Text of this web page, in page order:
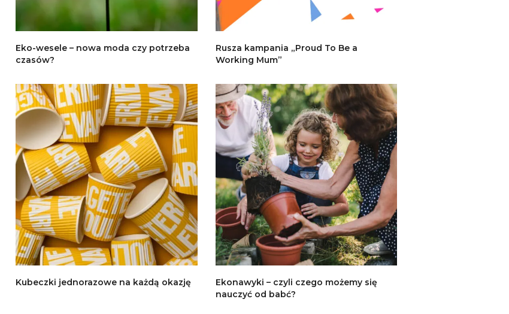
Eko-wesele – nowa moda czy potrzeba
czasów?
Rusza kampania „Proud To Be a
Working Mum”
Kubeczki jednorazowe na każdą okazję
Ekonawyki – czyli czego możemy się
nauczyć od babć?